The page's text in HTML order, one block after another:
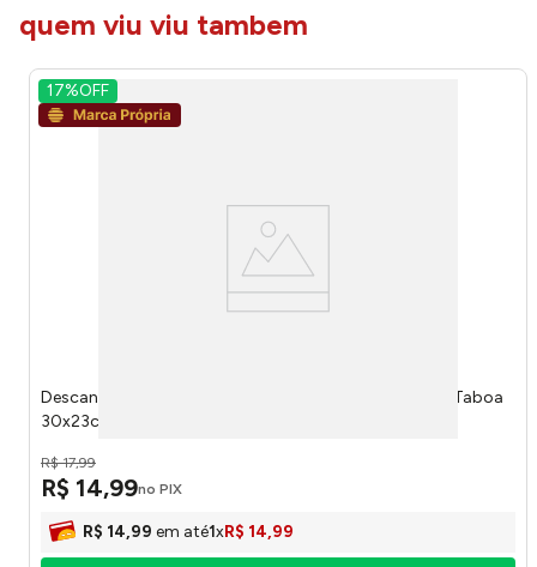
quem viu viu tambem
17%OFF
Descanso de Travessa Bela Casa Oval Tipo Sisal Fibra Taboa
30x23cm LM1963 - honeyhome
R$ 17,99
R$ 14,99no PIX
R$ 14,99 em até1xR$ 14,99